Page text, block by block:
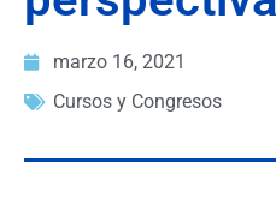
marzo 16, 2021
Cursos y Congresos